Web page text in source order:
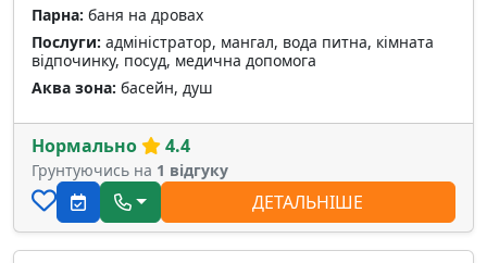
Парна: баня на дровах
Послуги: адміністратор, мангал, вода питна, кімната
відпочинку, посуд, медична допомога
Аква зона: басейн, душ
Нормально 4.4
Грунтуючись на 1 відгуку
ДЕТАЛЬНІШЕ